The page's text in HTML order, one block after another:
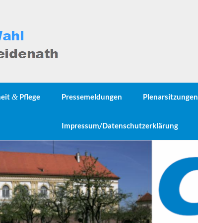
& Pflege Pressemeldungen Plenarsitzungen
Impressum/Datenschutzerklärung